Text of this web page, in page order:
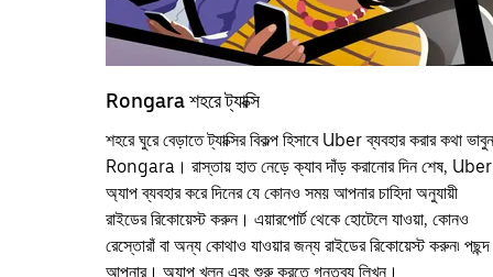
Rongara শহরে ট্যাক্সি
শহরে ঘুরে বেড়াতে ট্যাক্সির বিকল্প হিসাবে Uber ব্যবহার করার কথা ভাবুন
Rongara। রাস্তায় হাত নেড়ে ক্যাব দাঁড় করানোর দিন শেষ, Uber
অ্যাপ ব্যবহার করে দিনের যে কোনও সময় আপনার চাহিদা অনুযায়ী
রাইডের রিকোয়েস্ট করুন। এয়ারপোর্ট থেকে হোটেলে যাওয়া, কোনও
রেস্তোরাঁ বা অন্য কোথাও যাওয়ার জন্য রাইডের রিকোয়েস্ট করুন৷ পছন্দ
আপনার। অ্যাপ খুলুন এবং শুরু করতে গন্তব্য লিখুন।